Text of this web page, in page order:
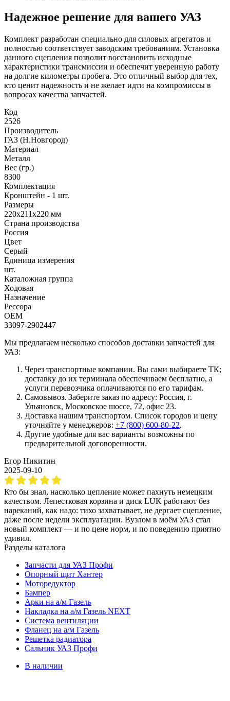
Надежное решение для вашего УАЗ
Комплект разработан специально для силовых агрегатов и
полностью соответствует заводским требованиям. Установка
данного сцепления позволит восстановить исходные
характеристики трансмиссии и обеспечит уверенную работу
на долгие километры пробега. Это отличный выбор для тех,
кто ценит надежность и не желает идти на компромиссы в
вопросах качества запчастей.
Код
2526
Производитель
ГАЗ (Н.Новгород)
Материал
Металл
Вес (гр.)
8300
Комплектация
Кронштейн - 1 шт.
Размеры
220x211x220 мм
Страна производства
Россия
Цвет
Серый
Единица измерения
шт.
Каталожная группа
Ходовая
Назначение
Рессора
OEM
33097-2902447
Мы предлагаем несколько способов доставки запчастей для
УАЗ:
Через транспортные компании. Вы сами выбираете ТК;
доставку до их терминала обеспечиваем бесплатно, а
услуги перевозчика оплачиваются по его тарифам.
Самовывоз. Заберите заказ по адресу: Россия, г.
Ульяновск, Московское шоссе, 72, офис 23.
Доставка нашим транспортом. Список городов и цену
уточняйте у менеджеров: +7 (800) 600-80-22.
Другие удобные для вас варианты возможны по
предварительной договоренности.
Егор Никитин
2025-09-10
Кто бы знал, насколько цепление может пахнуть немецким
качеством. Лепестковая корзина и диск LUK работают без
нареканий, как надо: тихо захватывает, не дергает сцепление,
даже после недели эксплуатации. Вузлом в моём УАЗ стал
новый комплект — и по цене норм, и по поведению приятно
удивил.
Разделы каталога
Запчасти для УАЗ Профи
Опорный щит Хантер
Моторедуктор
Бампер
Арки на а/м Газель
Накладка на а/м Газель NEXT
Система вентиляции
Фланец на а/м Газель
Решетка радиатора
Сальник УАЗ Профи
В наличии